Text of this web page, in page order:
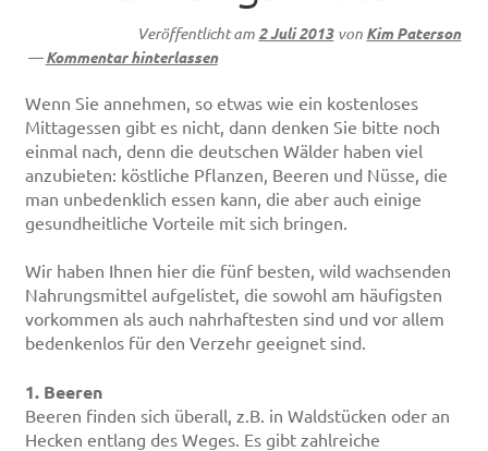
Veröffentlicht am 2 Juli 2013 von Kim Paterson
—Kommentar hinterlassen
Wenn Sie annehmen, so etwas wie ein kostenloses
Mittagessen gibt es nicht, dann denken Sie bitte noch
einmal nach, denn die deutschen Wälder haben viel
anzubieten: köstliche Pflanzen, Beeren und Nüsse, die
man unbedenklich essen kann, die aber auch einige
gesundheitliche Vorteile mit sich bringen.
Wir haben Ihnen hier die fünf besten, wild wachsenden
Nahrungsmittel aufgelistet, die sowohl am häufigsten
vorkommen als auch nahrhaftesten sind und vor allem
bedenkenlos für den Verzehr geeignet sind.
1. Beeren
Beeren finden sich überall, z.B. in Waldstücken oder an
Hecken entlang des Weges. Es gibt zahlreiche